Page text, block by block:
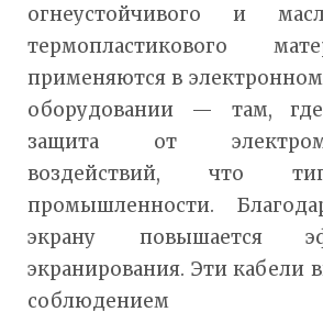
огнеустойчивого и
термопластикового
применяются в
оборудовании — там,
защита от
воздействий, что
промышленности.
экрану повышается
экранирования. Эти кабели
соблюдением